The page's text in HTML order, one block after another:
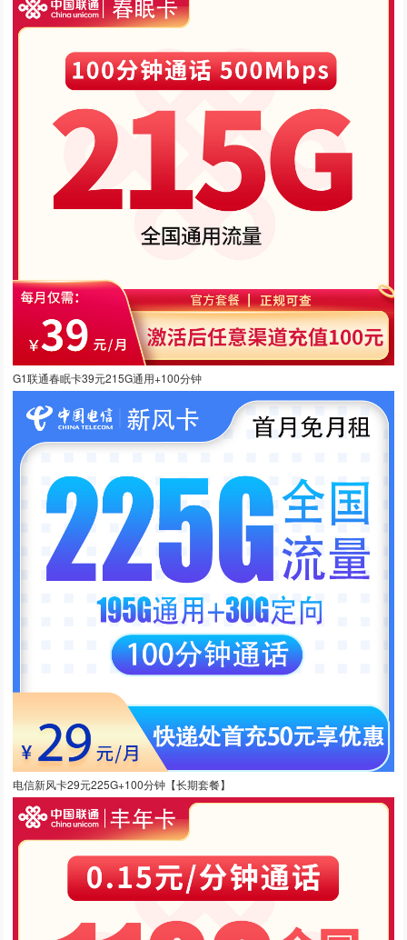
G1联通春眠卡39元215G通用+100分钟
电信新风卡29元225G+100分钟【长期套餐】